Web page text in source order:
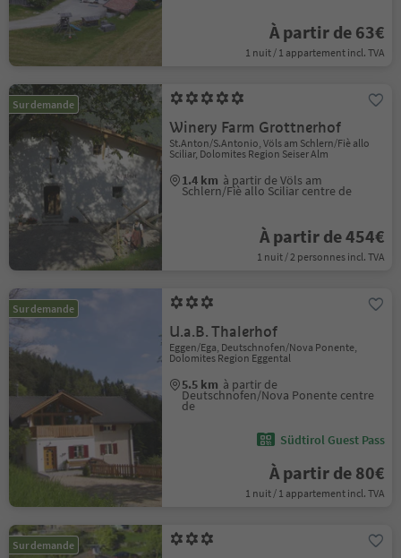
À partir de 63€
1 nuit / 1 appartement incl. TVA
Sur demande
Winery Farm Grottnerhof
St.Anton/S.Antonio, Völs am Schlern/Fiè allo
Sciliar, Dolomites Region Seiser Alm
1.4 km à partir de Völs am
Schlern/Fiè allo Sciliar centre de
À partir de 454€
1 nuit / 2 personnes incl. TVA
Sur demande
U.a.B. Thalerhof
Eggen/Ega, Deutschnofen/Nova Ponente,
Dolomites Region Eggental
5.5 km à partir de
Deutschnofen/Nova Ponente centre
de
Südtirol Guest Pass
À partir de 80€
1 nuit / 1 appartement incl. TVA
Sur demande